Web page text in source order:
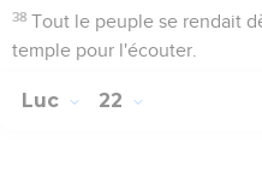
38 Tout le peuple se rendait
temple pour l'écouter.
Luc 22